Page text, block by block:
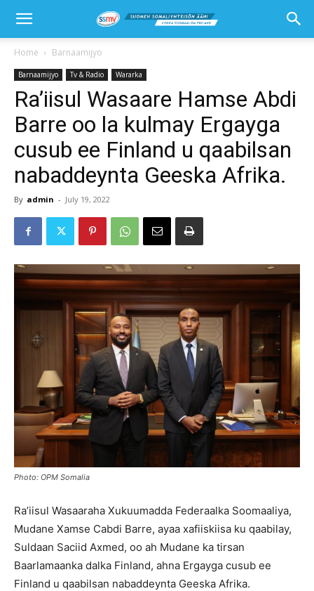
Home Barnaamijyo
Barnaamijyo Tv & Radio Wararka
Ra’iisul Wasaare Hamse Abdi
Barre oo la kulmay Ergayga
cusub ee Finland u qaabilsan
nabaddeynta Geeska Afrika.
By admin - July 19, 2022
Photo: OPM Somalia
Ra’iisul Wasaaraha Xukuumadda Federaalka Soomaaliya,
Mudane Xamse Cabdi Barre, ayaa xafiiskiisa ku qaabilay,
Suldaan Saciid Axmed, oo ah Mudane ka tirsan
Baarlamaanka dalka Finland, ahna Ergayga cusub ee
Finland u qaabilsan nabaddeynta Geeska Afrika.